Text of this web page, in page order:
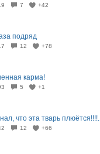
7 +42
подряд
12 +78
карма!
5 +1
что эта тварь плюётся!!!!.
12 +66